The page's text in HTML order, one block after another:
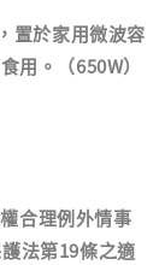
置於家用微波容
用。（650W）
合理例外情事
法第19條之適